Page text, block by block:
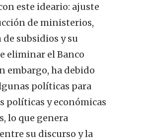
este ideario: ajuste
de ministerios,
subsidios y su
eliminar el Banco
embargo, ha debido
políticas para
políticas y económicas
lo que genera
su discurso y la